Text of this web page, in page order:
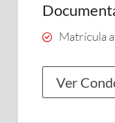
Matrícula
Ver